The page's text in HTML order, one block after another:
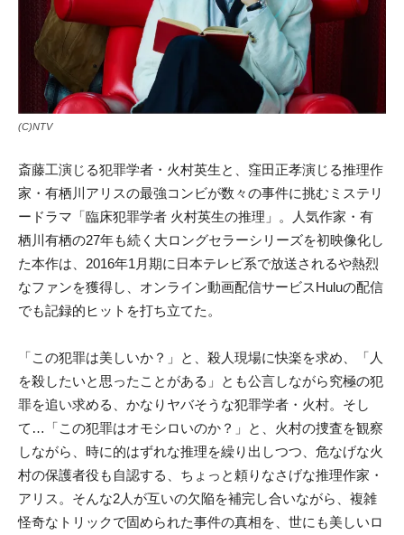
(C)NTV
斎藤工演じる犯罪学者・火村英生と、窪田正孝演じる推理作
家・有栖川アリスの最強コンビが数々の事件に挑むミステリ
ードラマ「臨床犯罪学者 火村英生の推理」。人気作家・有
栖川有栖の27年も続く大ロングセラーシリーズを初映像化し
た本作は、2016年1月期に日本テレビ系で放送されるや熱烈
なファンを獲得し、オンライン動画配信サービスHuluの配信
でも記録的ヒットを打ち立てた。
「この犯罪は美しいか？」と、殺人現場に快楽を求め、「人
を殺したいと思ったことがある」とも公言しながら究極の犯
罪を追い求める、かなりヤバそうな犯罪学者・火村。そし
て…「この犯罪はオモシロいのか？」と、火村の捜査を観察
しながら、時に的はずれな推理を繰り出しつつ、危なげな火
村の保護者役も自認する、ちょっと頼りなさげな推理作家・
アリス。そんな2人が互いの欠陥を補完し合いながら、複雑
怪奇なトリックで固められた事件の真相を、世にも美しいロ